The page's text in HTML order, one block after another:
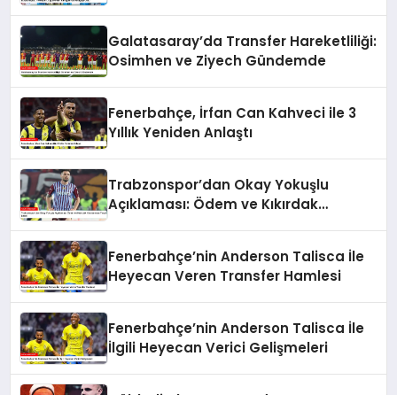
Galatasaray’da Transfer Hareketliliği:
Osimhen ve Ziyech Gündemde
Fenerbahçe, İrfan Can Kahveci ile 3
Yıllık Yeniden Anlaştı
Trabzonspor’dan Okay Yokuşlu
Açıklaması: Ödem ve Kıkırdak
Fenerbahçe’nin Anderson Talisca İle
Heyecan Veren Transfer Hamlesi
Fenerbahçe’nin Anderson Talisca İle
İlgili Heyecan Verici Gelişmeleri